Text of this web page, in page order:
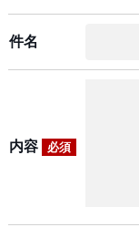
件名
内容 必須